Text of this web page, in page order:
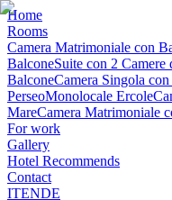
Home
Rooms
Camera Matrimoniale con
BalconeSuite con 2 Camere
BalconeCamera Singola
PerseoMonolocale Ercole
MareCamera Matrimoniale
For work
Gallery
Hotel Recommends
Contact
ITENDE